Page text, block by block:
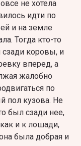
не хотела
идти по
и на земле
Тогда кто-то
сзади коровы, и
вперед, а
жалобно
по
пол кузова. Не
был сзади нее,
и к лошади,
была добрая и